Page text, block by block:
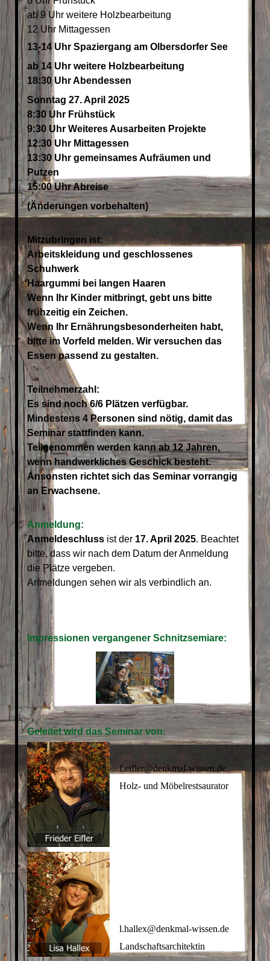
ab 9 Uhr weitere Holzbearbeitung
12 Uhr Mittagessen
13-14 Uhr Spaziergang am Olbersdorfer See
ab 14 Uhr weitere Holzbearbeitung
18:30 Uhr Abendessen
Sonntag 27. April 2025
8:30 Uhr Frühstück
9:30 Uhr Weiteres Ausarbeiten Projekte
12:30 Uhr Mittagessen
13:30 Uhr gemeinsames Aufräumen und
Putzen
15:00 Uhr Abreise
(Änderungen vorbehalten)
Mitzubringen ist:
Arbeitskleidung und geschlossenes
Schuhwerk
Haargummi bei langen Haaren
Wenn Ihr Kinder mitbringt, gebt uns bitte
frühzeitig ein Zeichen.
Wenn Ihr Ernährungsbesonderheiten habt,
bitte im Vorfeld melden. Wir versuchen das
Essen passend zu gestalten.
Teilnehmerzahl:
Es sind noch6/6Plätzen verfügbar.
Mindestens 4 Personen sind nötig, damit das
Seminar stattfinden kann.
Teilgenommen werden kann ab 12 Jahren,
wenn handwerkliches Geschick besteht.
Ansonsten richtet sich das Seminar vorrangig
an Erwachsene.
Anmeldung:
Anmeldeschlussist der 17. April 2025. Beachtet
bitte, dass wir nach dem Datum der Anmeldung
die Plätze vergeben.
Anmeldungen sehen wir als verbindlich an.
Impressionen vergangener Schnitzsemiare:
Geleitet wird das Seminar von:
f.eifler@denkmal-wissen.de
Holz- und Möbelrestsaurator
l.hallex@denkmal-wissen.de
Landschaftsarchitektin